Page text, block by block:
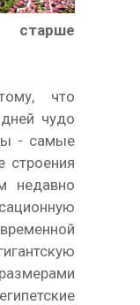
старше
что
чудо
- самые
строения
недавно